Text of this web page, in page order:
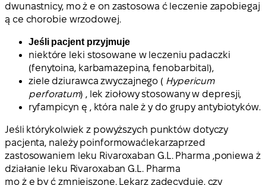
dwunastnicy, mo ż e on zastosowa ć leczenie zapobiegaj
ą ce chorobie wrzodowej.
Jeśli pacjent przyjmuje
niektóre leki stosowane w leczeniu padaczki
(fenytoina, karbamazepina, fenobarbital),
ziele dziurawca zwyczajnego ( Hypericum
perforatum) , lek ziołowy stosowany w depresji,
ryfampicyn ę , która nale ż y do grupy antybiotyków.
Jeśli którykolwiek z powyższych punktów dotyczy
pacjenta, należy poinformowaćlekarzaprzed
zastosowaniem leku Rivaroxaban G.L. Pharma ,poniewa ż
działanie leku Rivaroxaban G.L. Pharma
mo ż e by ć zmniejszone. Lekarz zadecyduje, czy